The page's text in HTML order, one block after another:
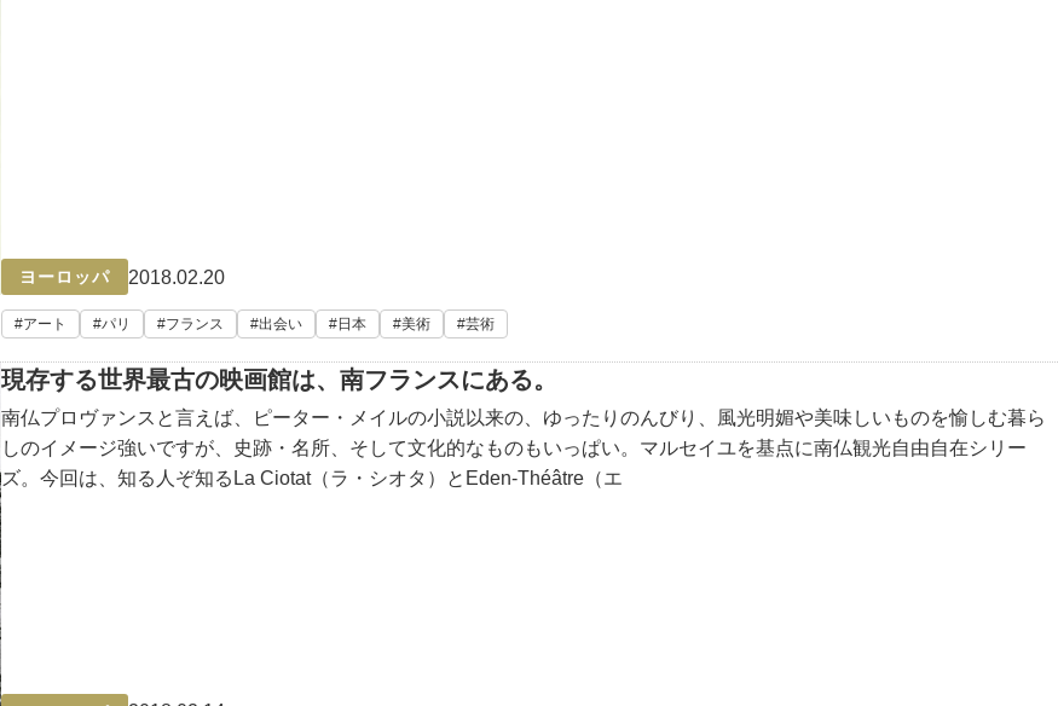
ヨーロッパ 2018.02.20
アート パリ フランス 出会い 日本 美術 芸術
現存する世界最古の映画館は、南フランスにある。
南仏プロヴァンスと言えば、ピーター・メイルの小説以来の、ゆったりのんびり、風光明媚や美味しいものを愉しむ暮ら
しのイメージ強いですが、史跡・名所、そして文化的なものもいっぱい。マルセイユを基点に南仏観光自由自在シリー
ズ。今回は、知る人ぞ知るLa Ciotat（ラ・シオタ）とEden-Théâtre（エ